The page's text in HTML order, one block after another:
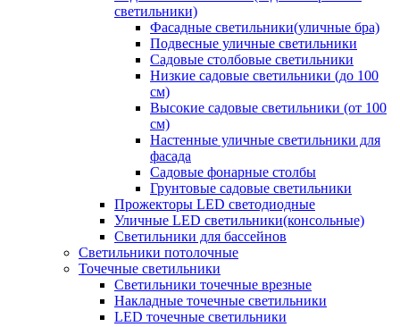
светильники)
Фасадные светильники(уличные бра)
Подвесные уличные светильники
Садовые столбовые светильники
Низкие садовые светильники (до 100
см)
Высокие садовые светильники (от 100
см)
Настенные уличные светильники для
фасада
Садовые фонарные столбы
Грунтовые садовые светильники
Прожекторы LED светодиодные
Уличные LED светильники(консольные)
Светильники для бассейнов
Светильники потолочные
Точечные светильники
Светильники точечные врезные
Накладные точечные светильники
LED точечные светильники